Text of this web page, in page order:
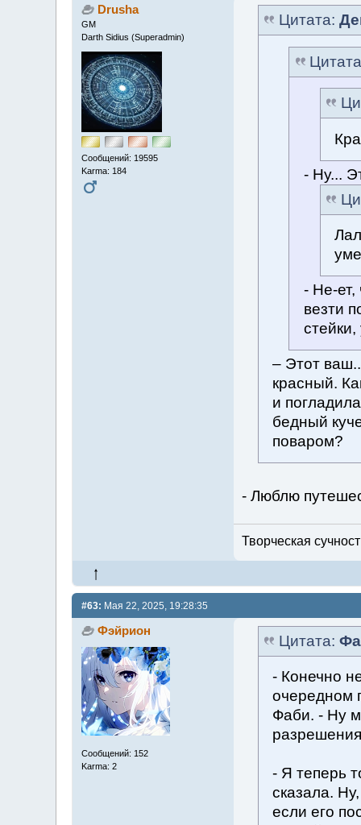
Drusha
GM
Darth Sidius (Superadmin)
Сообщений: 19595
Karma: 184
Цитата:
- Ну...
- Не-
везти
– Этот
красный.
и
бедный
поваром?
- Люблю
Творческая
#63: Мая 22, 2025, 19:28:35
Фэйрион
Сообщений: 152
Karma: 2
Цитата:
- Конечно
очередном
Фаби. - Ну
- Я теперь
сказала.
если его